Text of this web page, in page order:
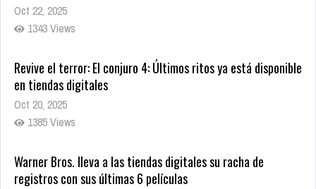
Oct 20, 2025
1385 Views
Warner Bros. lleva a las tiendas digitales su racha de
registros con sus últimas 6 películas
Oct 17, 2025
1440 Views
CRUNCHYROLL ANUNCIA FECHA DE ESTRENO EN CINES DE
JUJUTSU KAISEN: EJECUCIÓN